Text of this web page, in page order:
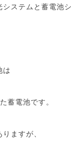
ステムと蓄電池
は
蓄電池です。
ますが、